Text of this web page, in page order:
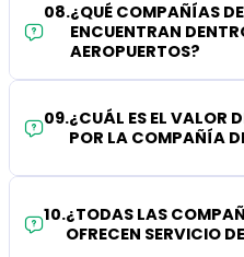
08.¿QUÉ COMPAÑÍAS
ENCUENTRAN
AEROPUERTOS?
09.¿CUÁL ES EL VALOR
POR LA COMPAÑÍA
10.¿TODAS LAS
OFRECEN SERVICIO